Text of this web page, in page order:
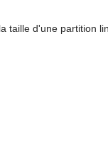
taille d'une partition